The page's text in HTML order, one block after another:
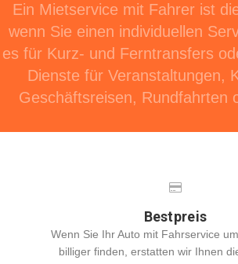
Ein Mietservice mit Fahrer ist
wenn Sie einen individuellen
es für Kurz- und Ferntransfers
Dienste für Veranstaltungen,
Geschäftsreisen, Rundfahrten
Bestpreis
Wenn Sie Ihr Auto mit Fahrservice
billiger finden, erstatten wir Ihnen